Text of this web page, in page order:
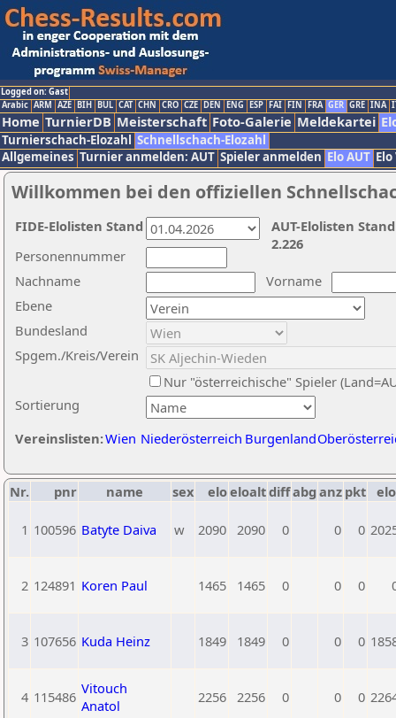
Logged on: Gast
Arabic ARM AZE BIH BUL CAT CHN CRO CZE DEN ENG ESP FAI FIN FRA GER GRE INA
Home TurnierDB Meisterschaft Foto-Galerie Meldekartei
Turnierschach-Elozahl Schnellschach-Elozahl
Allgemeines Turnier anmelden: AUT Spieler anmelden Elo AUT
Willkommen bei den offiziellen
Nachname
Vorname
Ebene
Sortierung
Personennummer
Bundesland
Spgem./Kreis/Verein
Nur "österreichische" Spieler
Vereinslisten:Wien Niederösterreich Burgenland
AUT-Elolisten
2.226
FIDE-Elolisten Stand
Nr. pnr name sex eloeloaltdiffabg anz pkt
1 100596 Batyte Daiva w 2090 2090 0 0 0
2 124891 Koren Paul 1465 1465 0 0 0
3 107656 Kuda Heinz 1849 1849 0 0 0
4 115486 Vitouch
Anatol
2256 2256 0 0 0